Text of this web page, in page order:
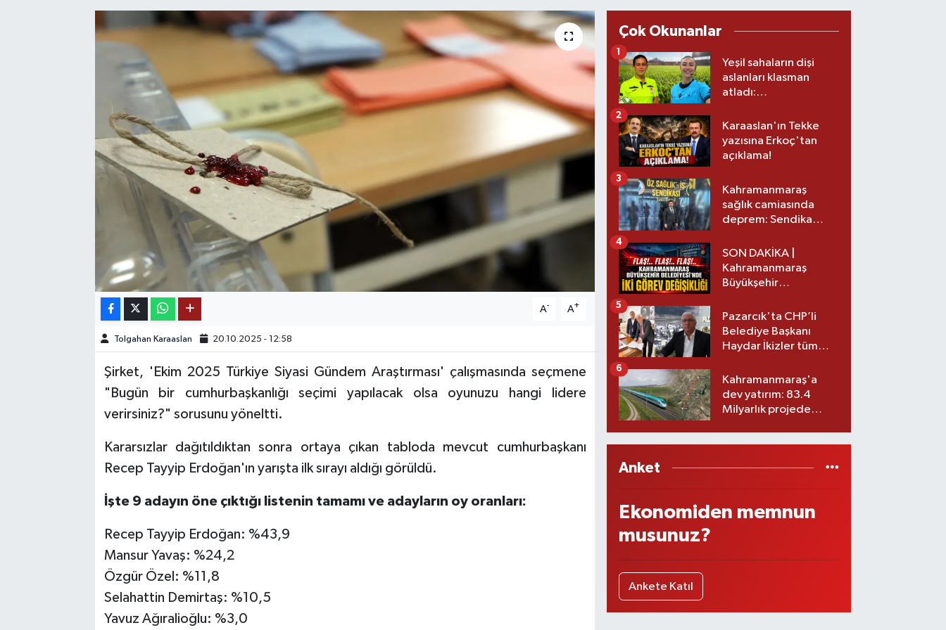
A- A+
Tolgahan Karaaslan 20.10.2025 - 12:58
Şirket, 'Ekim 2025 Türkiye Siyasi Gündem Araştırması' çalışmasında seçmene
"Bugün bir cumhurbaşkanlığı seçimi yapılacak olsa oyunuzu hangi lidere
verirsiniz?" sorusunu yöneltti.
Kararsızlar dağıtıldıktan sonra ortaya çıkan tabloda mevcut cumhurbaşkanı
Recep Tayyip Erdoğan'ın yarışta ilk sırayı aldığı görüldü.
İşte 9 adayın öne çıktığı listenin tamamı ve adayların oy oranları:
Recep Tayyip Erdoğan: %43,9
Mansur Yavaş: %24,2
Özgür Özel: %11,8
Selahattin Demirtaş: %10,5
Yavuz Ağıralioğlu: %3,0
Çok Okunanlar
Yeşil sahaların dişi
aslanları klasman
atladı:
üst lige iki transfer!
1
Karaaslan'ın Tekke
yazısına Erkoç'tan
açıklama!
2
Kahramanmaraş
sağlık camiasında
deprem: Sendika
3
SON DAKİKA |
Kahramanmaraş
Büyükşehir
görev değişikliği!
4
Pazarcık'ta CHP’li
Belediye Başkanı
Haydar İkizler tüm
yeni partisi
5
Kahramanmaraş'a
dev yatırım: 83.4
Milyarlık projede
6
Anket
Ekonomiden memnun
musunuz?
Ankete Katıl
KÜLTÜR SANAT